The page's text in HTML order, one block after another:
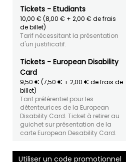
Tickets - Etudiants
10,00 € (8,00 € + 2,00 € de frais
de billet)
Tarif nécessitant la présentation
d'un justificatif.
Tickets - European Disability
Card
9,50 € (7,50 € + 2,00 € de frais de
billet)
Tarif préférentiel pour les
détenteurices de la European
Disability Card. Ticket à retirer au
guichet sur présentation de la
carte European Desability Card.
Utiliser un code promotionnel